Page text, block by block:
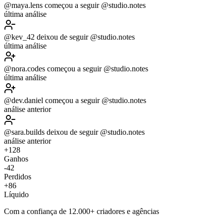
@maya.lens começou a seguir @studio.notes
última análise
@kev_42 deixou de seguir @studio.notes
última análise
@nora.codes começou a seguir @studio.notes
última análise
@dev.daniel começou a seguir @studio.notes
análise anterior
@sara.builds deixou de seguir @studio.notes
análise anterior
+128
Ganhos
-42
Perdidos
+86
Líquido
Com a confiança de 12.000+ criadores e agências